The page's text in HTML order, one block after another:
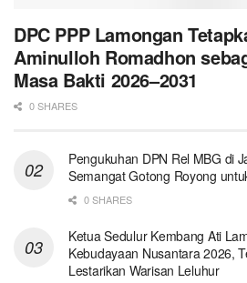
DPC PPP Lamongan
Aminulloh Romadhon
Masa Bakti 2026–2031
0 SHARES
Pengukuhan DPN Rel MBG di
Semangat Gotong Royong
0 SHARES
Ketua Sedulur Kembang Ati
Kebudayaan Nusantara 2026,
Lestarikan Warisan Leluhur